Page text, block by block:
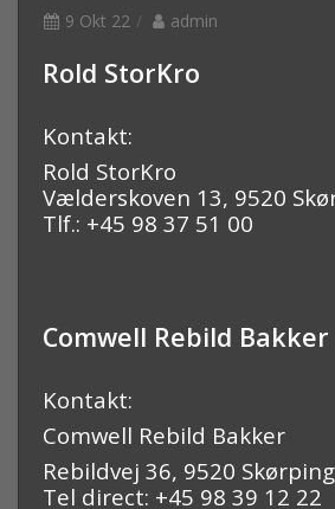
9 Okt 22 admin
Rold StorKro
Kontakt:
Rold StorKro
Vælderskoven 13, 9520
Tlf.: +45 98 37 51 00
Comwell Rebild Bakker
Kontakt:
Comwell Rebild Bakker
Rebildvej 36, 9520 Skørping
Tel direct: +45 98 39 12 22